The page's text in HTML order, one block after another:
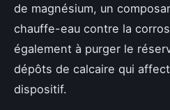
de magnésium, un
chauffe-eau contre la
également à purger le
dépôts de calcaire qui
dispositif.